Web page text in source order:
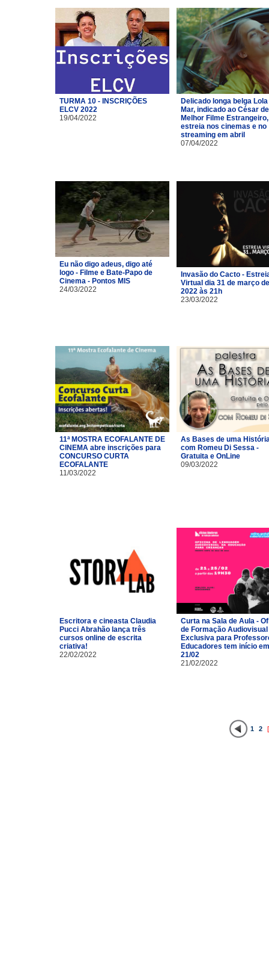
TURMA 10 - INSCRIÇÕES
ELCV 2022
19/04/2022
Delicado longa belga Lola
Mar, indicado ao César de
Melhor Filme Estrangeiro,
estreia nos cinemas e no
streaming em abril
07/04/2022
Eu não digo adeus, digo até
logo - Filme e Bate-Papo de
Cinema - Pontos MIS
24/03/2022
Invasão do Cacto -
Virtual dia 31 de março de
2022 às 21h
23/03/2022
11ª MOSTRA ECOFALANTE DE
CINEMA abre inscrições para
CONCURSO CURTA
ECOFALANTE
11/03/2022
As Bases de uma
com Romeu Di Sessa -
Gratuita e OnLine
09/03/2022
Escritora e cineasta Claudia
Pucci Abrahão lança três
cursos online de escrita
criativa!
22/02/2022
Curta na Sala de Aula -
de Formação Audiovisual
Exclusiva para
Educadores tem início em
21/02
21/02/2022
1 2